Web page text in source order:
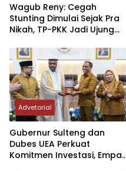
Wagub Reny: Cegah
Stunting Dimulai Sejak Pra
Nikah, TP-PKK Jadi Ujung
Advetorial
Gubernur Sulteng dan
Dubes UEA Perkuat
Komitmen Investasi, Empat